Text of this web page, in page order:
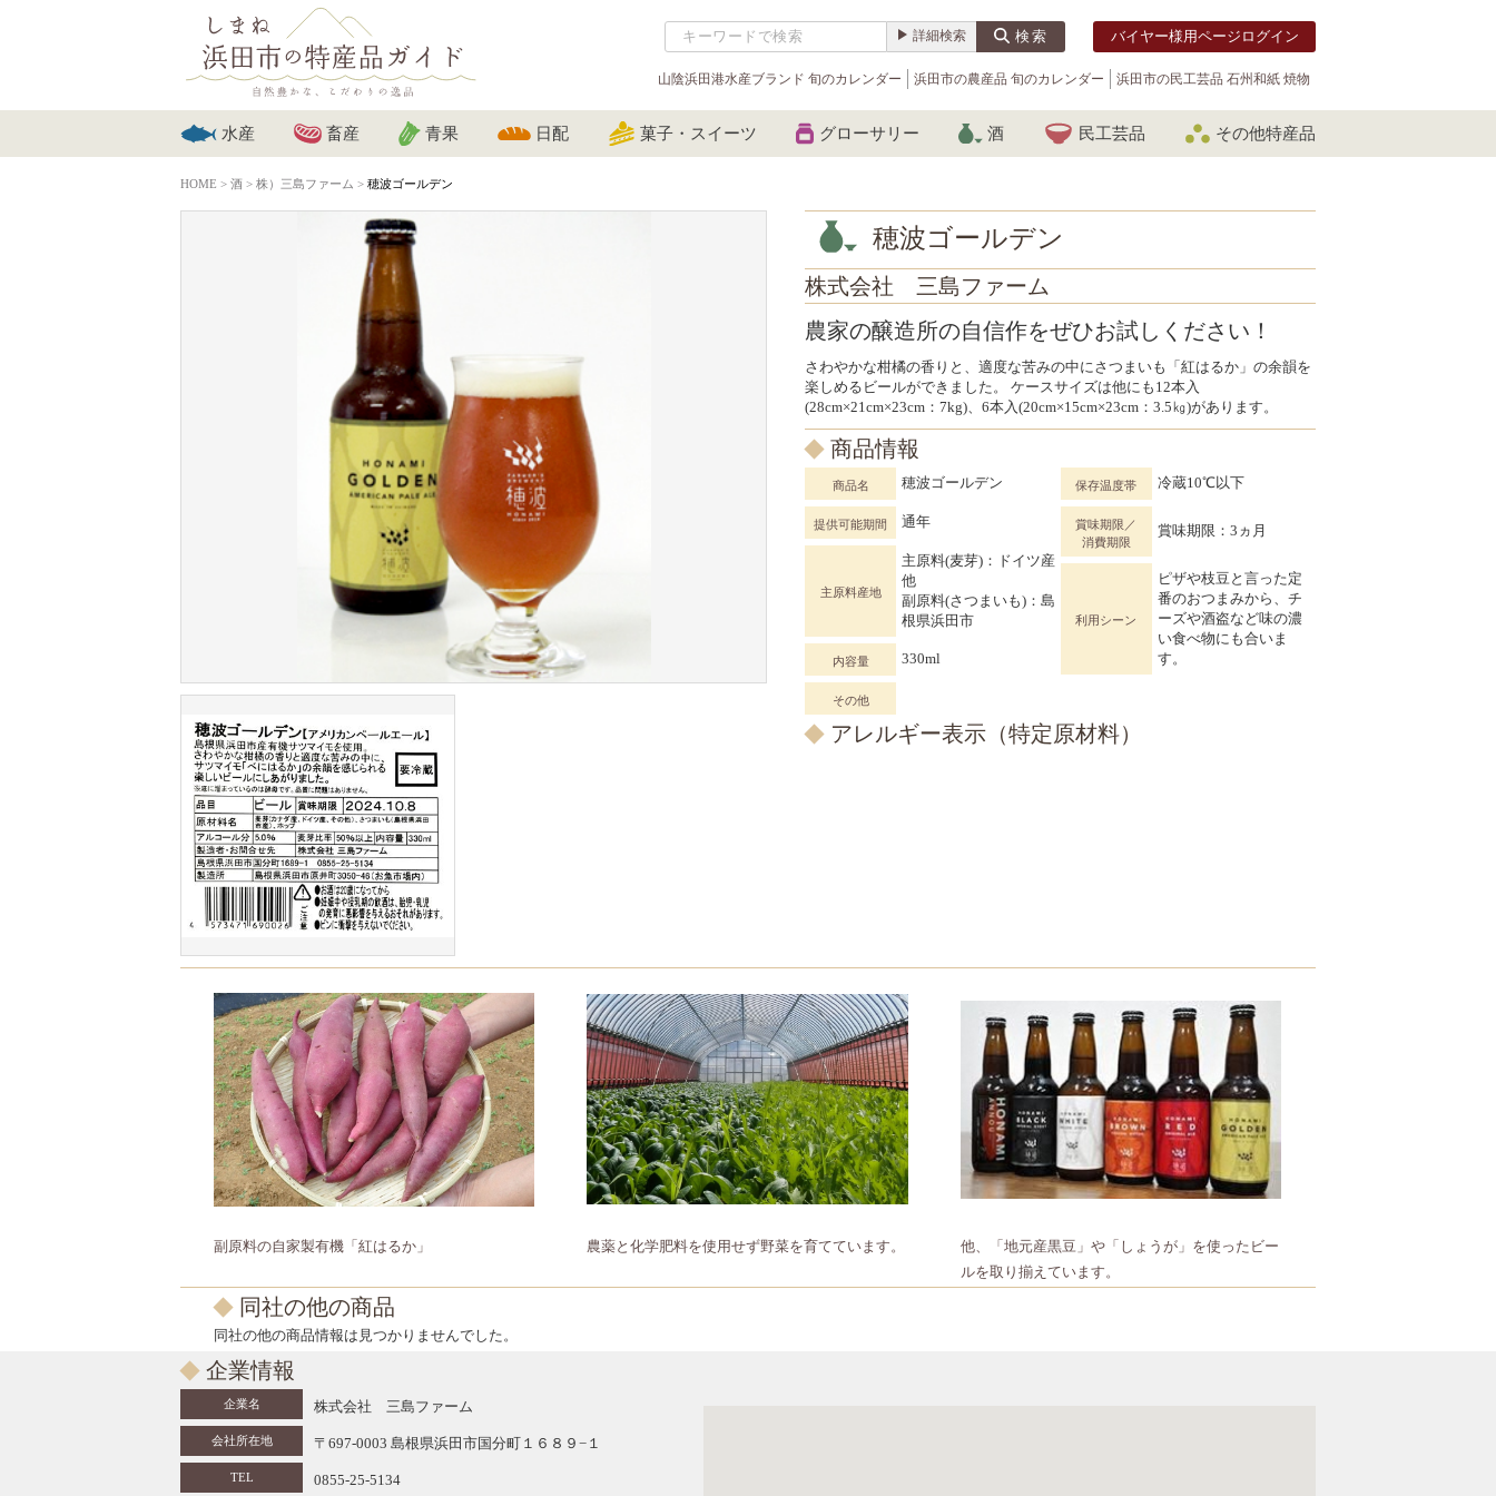
詳細検索 検索 バイヤー様用ページログイン
山陰浜田港水産ブランド 旬のカレンダー 浜田市の農産品 旬のカレンダー 浜田市の民工芸品 石州和紙 焼物
水産 畜産 青果 日配 菓子・スイーツ グローサリー 酒 民工芸品 その他特産品
HOME > 酒 > 株）三島ファーム > 穂波ゴールデン
穂波ゴールデン
株式会社 三島ファーム
農家の醸造所の自信作をぜひお試しください！
さわやかな柑橘の香りと、適度な苦みの中にさつまいも「紅はるか」の余韻を
楽しめるビールができました。 ケースサイズは他にも12本入
(28cm×21cm×23cm：7kg)、6本入(20cm×15cm×23cm：3.5㎏)があります。
商品情報
商品名 穂波ゴールデン
提供可能期間 通年
主原料産地
主原料(麦芽)：ドイツ産
他
副原料(さつまいも)：島
根県浜田市
内容量 330ml
保存温度帯 冷蔵10℃以下
賞味期限／
消費期限
賞味期限：3ヵ月
利用シーン
ピザや枝豆と言った定
番のおつまみから、チ
ーズや酒盗など味の濃
い食べ物にも合いま
す。
その他
アレルギー表示（特定原材料）
副原料の自家製有機「紅はるか」 農薬と化学肥料を使用せず野菜を育てています。
他、「地元産黒豆」や「しょうが」を使ったビー
ルを取り揃えています。
同社の他の商品
同社の他の商品情報は見つかりませんでした。
企業情報
企業名 株式会社 三島ファーム
会社所在地 〒697-0003 島根県浜田市国分町１６８９−１
TEL 0855-25-5134